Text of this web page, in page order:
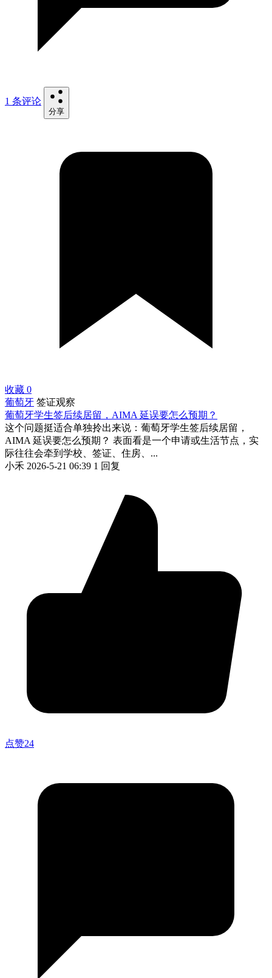
1 条评论
分享
收藏 0
葡萄牙 签证观察
葡萄牙学生签后续居留，AIMA 延误要怎么预期？
这个问题挺适合单独拎出来说：葡萄牙学生签后续居留，
AIMA 延误要怎么预期？ 表面看是一个申请或生活节点，实
际往往会牵到学校、签证、住房、...
小禾 2026-5-21 06:39 1 回复
点赞24